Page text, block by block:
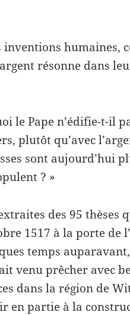
inventions humaines,
résonne dans
le Pape n’édifie-t-il
plutôt qu’avec
sont aujourd’hui
? »
des 95 thèses
1517 à la porte de
temps
venu prêcher avec
dans la région de
en partie à la